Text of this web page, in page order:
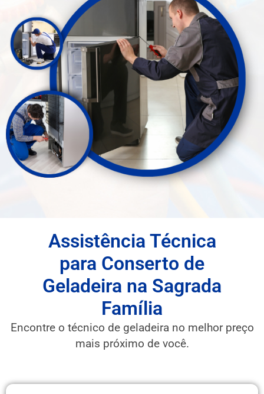
Assistência Técnica
para Conserto de
Geladeira na Sagrada
Família
Encontre o técnico de geladeira no melhor preço
mais próximo de você.